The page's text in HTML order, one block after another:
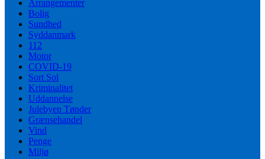
Arrangementer
Bolig
Sundhed
Syddanmark
112
Motor
COVID-19
Sort Sol
Kriminalitet
Uddannelse
Julebyen Tønder
Grænsehandel
Vind
Penge
Miljø